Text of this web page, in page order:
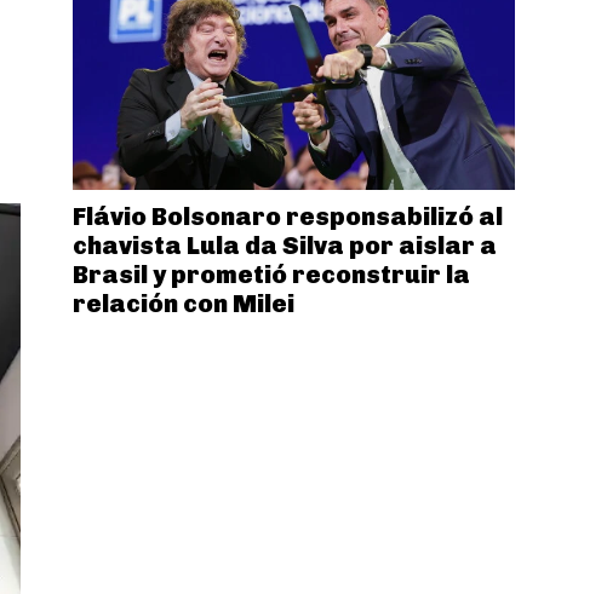
Flávio Bolsonaro responsabilizó al
chavista Lula da Silva por aislar a
Brasil y prometió reconstruir la
relación con Milei